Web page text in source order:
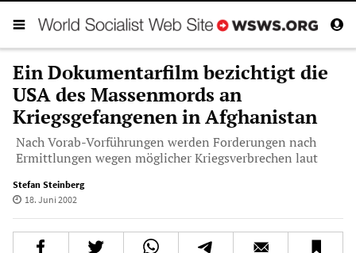
Ein Dokumentarfilm bezichtigt die
USA des Massenmords an
Kriegsgefangenen in Afghanistan
Nach Vorab-Vorführungen werden Forderungen nach
Ermittlungen wegen möglicher Kriegsverbrechen laut
Stefan Steinberg
18. Juni 2002